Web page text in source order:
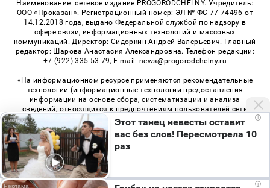
Наименование: сетевое издание PROGORODCHELNY. Учредитель:
ООО «Проказан». Регистрационный номер: ЭЛ № ФС 77-74496 от
14.12.2018 года, выдано Федеральной службой по надзору в
сфере связи, информационных технологий и массовых
коммуникаций. Директор: Сидоркин Андрей Валерьевич. Главный
редактор: Шарова Анастасия Александровна. Телефон редакции:
+7 (922) 335-53-79, E-mail: news@progorodchelny.ru
«На информационном ресурсе применяются рекомендательные
технологии (информационные технологии предоставления
информации на основе сбора, систематизации и анализа
сведений, относящихся к предпочтениям пользователей сети
«Интернет», находящихся на территории Российской
Федерации)». Правила применения рекомендательных
технологий в виджетах рекламно-обменной сети«СМИ2» (PDF),
«Sparrow» (PDF)
Мы используем cookie. Во время посещения сайта
i
Этот танец невесты оставит
вас без слов! Пересмотрела 10
раз
i